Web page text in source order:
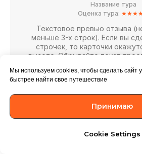
Мы используем cookies, чтобы сделать сайт
быстрее найти свое путешествие
Принимаю
Cookie Settings
Название тура
Оценка тура:
Текстовое превью отзыва
меньше 3-х строк). Если вы
строчек, то карточки
высоте. Обрывайте текст
Читать полностью